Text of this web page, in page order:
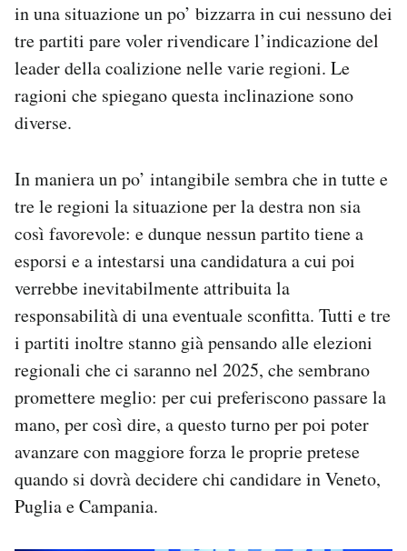
in una situazione un po’ bizzarra in cui nessuno dei
tre partiti pare voler rivendicare l’indicazione del
leader della coalizione nelle varie regioni. Le
ragioni che spiegano questa inclinazione sono
diverse.
In maniera un po’ intangibile sembra che in tutte e
tre le regioni la situazione per la destra non sia
così favorevole: e dunque nessun partito tiene a
esporsi e a intestarsi una candidatura a cui poi
verrebbe inevitabilmente attribuita la
responsabilità di una eventuale sconfitta. Tutti e tre
i partiti inoltre stanno già pensando alle elezioni
regionali che ci saranno nel 2025, che sembrano
promettere meglio: per cui preferiscono passare la
mano, per così dire, a questo turno per poi poter
avanzare con maggiore forza le proprie pretese
quando si dovrà decidere chi candidare in Veneto,
Puglia e Campania.